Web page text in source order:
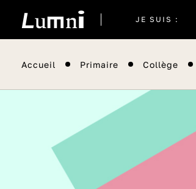
JE SUIS :
Accueil Primaire Collège